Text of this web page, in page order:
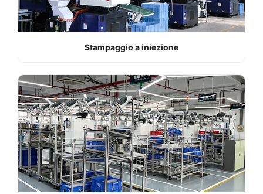
Stampaggio a iniezione